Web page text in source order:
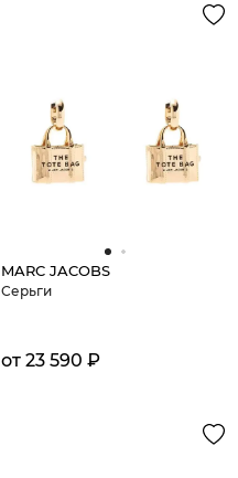
MARC JACOBS
Серьги
от 23 590 ₽